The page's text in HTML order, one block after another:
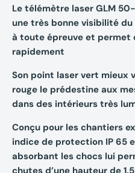
Le télémètre laser GLM
une très bonne visibilité
à toute épreuve et
rapidement
Son point laser vert mieux
rouge le prédestine aux
dans des intérieurs très
Conçu pour les chantiers
indice de protection IP 65
absorbant les chocs lui